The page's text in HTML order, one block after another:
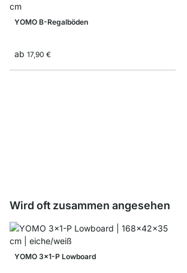
YOMO B-Regalböden
ab 17,90 €
Wird oft zusammen angesehen
YOMO 3x1-P Lowboard